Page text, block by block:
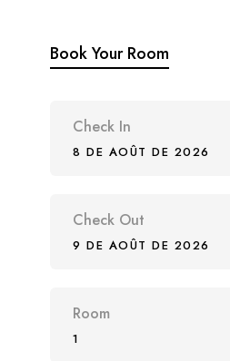
Book Your Room
Check In
8 DE AOÛT DE 2026
Check Out
9 DE AOÛT DE 2026
Room
1